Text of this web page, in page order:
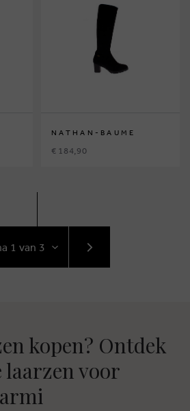
NATHAN-BAUME
€ 184,90
VOLGENDE
kopen? Ontdek
laarzen voor